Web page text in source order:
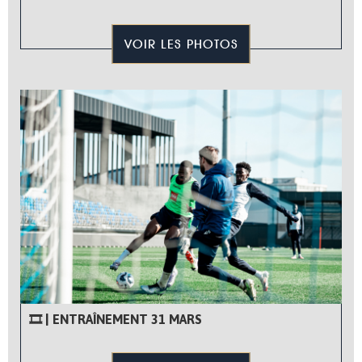
VOIR LES PHOTOS
🎞 | ENTRAÎNEMENT 31 MARS